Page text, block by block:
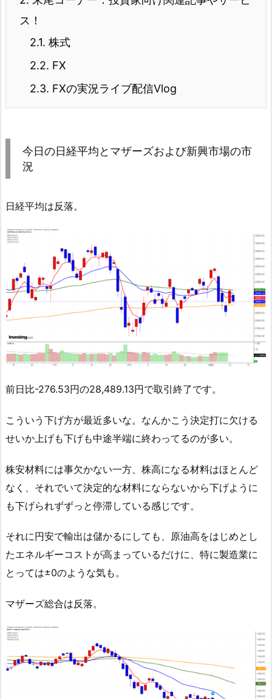
ス！
2.1. 株式
2.2. FX
2.3. FXの実況ライブ配信Vlog
今日の日経平均とマザーズおよび新興市場の市
況
日経平均は反落。
前日比-276.53円の28,489.13円で取引終了です。
こういう下げ方が最近多いな。なんかこう決定打に欠ける
せいか上げも下げも中途半端に終わってるのが多い。
株安材料には事欠かない一方、株高になる材料はほとんど
なく、それでいて決定的な材料にならないから下げように
も下げられずずっと停滞している感じです。
それに円安で輸出は儲かるにしても、原油高をはじめとし
たエネルギーコストが高まっているだけに、特に製造業に
とっては±0のような気も。
マザーズ総合は反落。